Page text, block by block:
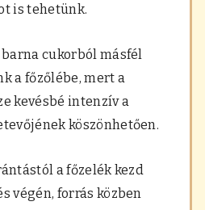
is tehetünk.
cukorból másfél
a főzőlébe, mert a
kevésbé intenzív a
köszönhetően.
a főzelék kezd
végén, forrás közben